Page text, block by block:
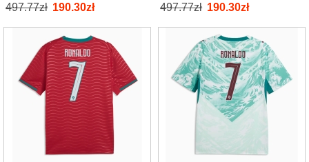
MŚ 2026 tanio Długi Rękaw
497.77zł 190.30zł
MŚ 2026 tanio Długi Rękaw
497.77zł 190.30zł